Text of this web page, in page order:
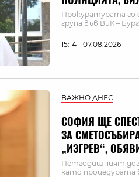
Прокуратурата го
група във ВиК –
15:14 - 07.08.2026
ВАЖНО ДНЕС
СОФИЯ ЩЕ
ЗА
„ИЗГРЕВ“,
Петгодишният
като процедурата